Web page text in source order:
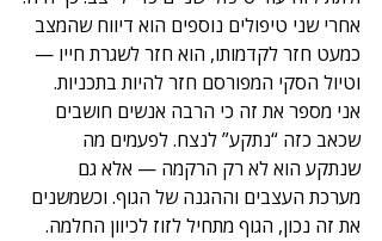
אחרי שני טיפולים נוספים הוא דיווח שהמצב
כמעט חזר לקדמותו, הוא חזר לשגרת חייו —
וטיול הסקי המפורסם חזר להיות בתכניות.
אני מספר את זה כי הרבה אנשים חושבים
שכאב כזה “נתקע” לנצח. לפעמים מה
שנתקע הוא לא רק הרקמה — אלא גם
מערכת העצבים וההגנה של הגוף. וכשמשנים
את זה נכון, הגוף מתחיל לזוז לכיוון החלמה.